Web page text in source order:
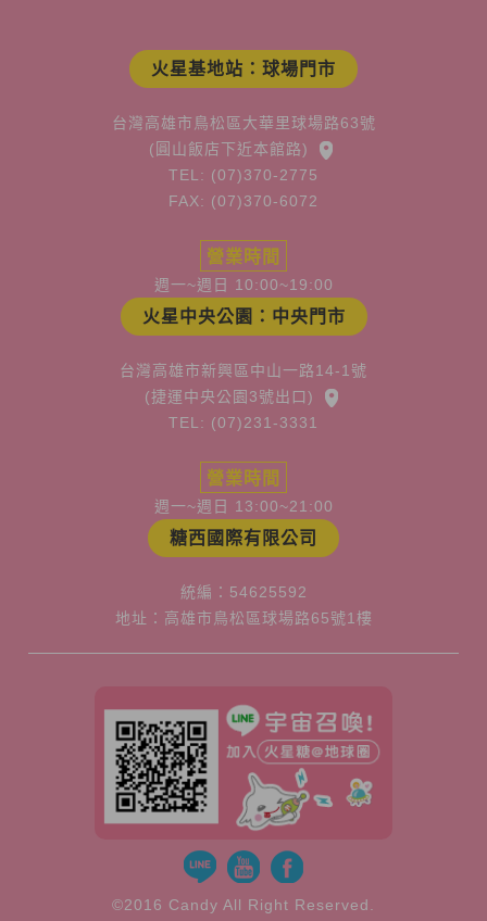
火星基地站：球場門市
台灣高雄市鳥松區大華里球場路63號
(圓山飯店下近本館路)
TEL: (07)370-2775
FAX: (07)370-6072
營業時間
週一~週日 10:00~19:00
火星中央公園：中央門市
台灣高雄市新興區中山一路14-1號
(捷運中央公園3號出口)
TEL: (07)231-3331
營業時間
週一~週日 13:00~21:00
糖西國際有限公司
統編：54625592
地址：高雄市鳥松區球場路65號1樓
©2016 Candy All Right Reserved.